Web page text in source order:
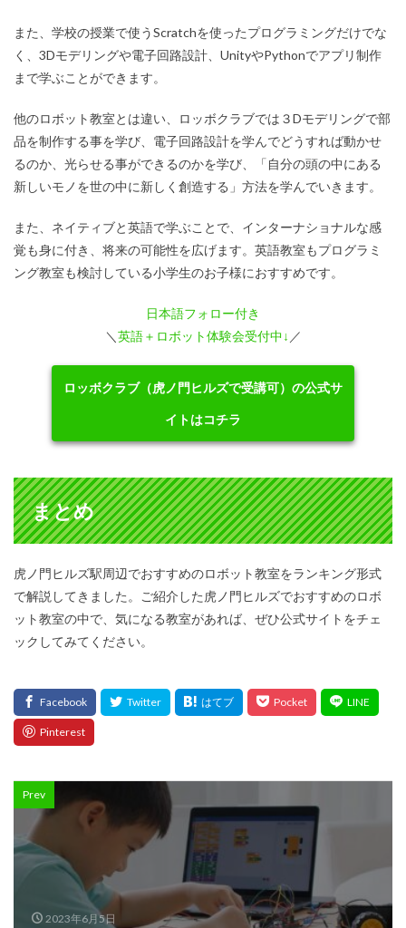
また、学校の授業で使うScratchを使ったプログラミングだけでな
く、3Dモデリングや電子回路設計、UnityやPythonでアプリ制作
まで学ぶことができます。
他のロボット教室とは違い、ロッボクラブでは３Dモデリングで部
品を制作する事を学び、電子回路設計を学んでどうすれば動かせ
るのか、光らせる事ができるのかを学び、「自分の頭の中にある
新しいモノを世の中に新しく創造する」方法を学んでいきます。
また、ネイティブと英語で学ぶことで、インターナショナルな感
覚も身に付き、将来の可能性を広げます。英語教室もプログラミ
ング教室も検討している小学生のお子様におすすめです。
日本語フォロー付き
＼ 英語＋ロボット体験会受付中↓ ／
ロッボクラブ（虎ノ門ヒルズで受講可）の公式サ
イトはコチラ
まとめ
虎ノ門ヒルズ駅周辺でおすすめのロボット教室をランキング形式
で解説してきました。ご紹介した虎ノ門ヒルズでおすすめのロボ
ット教室の中で、気になる教室があれば、ぜひ公式サイトをチェ
ックしてみてください。
Prev
2023年6月5日